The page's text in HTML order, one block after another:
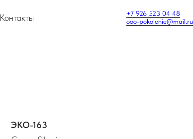
Контакты
+7 926 523 04 48
ooo-pokolenie@mail.ru
ЭКО-163